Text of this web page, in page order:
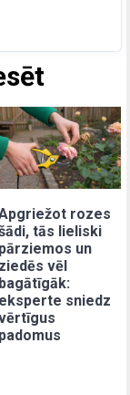
rozes
tās lieliski
pārziemos un
ziedēs vēl
bagātīgāk:
eksperte sniedz
padomus